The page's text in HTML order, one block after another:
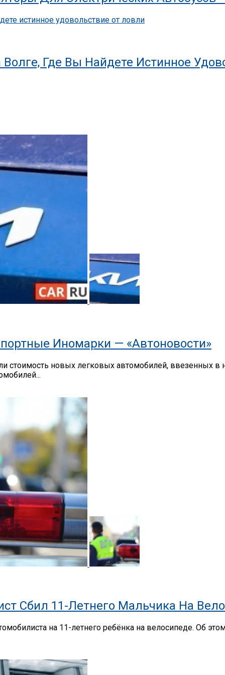
Где Вы Найдете Истинное
Иномарки — «Автоновости»
новых легковых автомобилей, ввезенных в
Сбил 11-Летнего Мальчика На
на 11-летнего ребёнка на велосипеде. Об